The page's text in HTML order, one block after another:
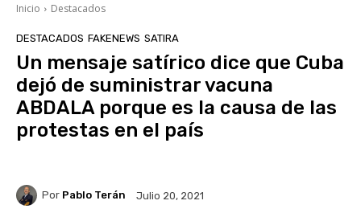
Inicio Destacados
DESTACADOS FAKENEWS SATIRA
Un mensaje satírico dice que Cuba
dejó de suministrar vacuna
ABDALA porque es la causa de las
protestas en el país
Por Pablo Terán Julio 20, 2021